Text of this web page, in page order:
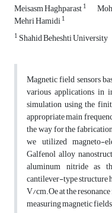
Meisasm Haghparast1
Mehri Hamidi1
1 Shahid Beheshti University
Magnetic field sensors
various applications in
simulation using the
appropriate main
the way for the
we utilized magneto-
Galfenol alloy
aluminum nitride as
cantilever-type structure
V/cm.Oe at the
measuring magnetic